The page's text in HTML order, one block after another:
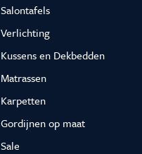
Salontafels
Verlichting
Kussens en Dekbedden
Matrassen
Karpetten
Gordijnen op maat
Sale